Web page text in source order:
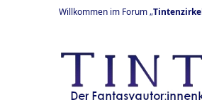
Willkommen im Forum „